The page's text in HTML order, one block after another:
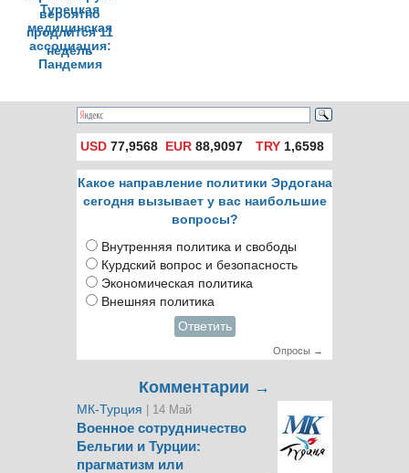
Турецкая
медицинская
ассоциация:
Пандемия
вероятно
продлится 11
недель
USD 77,9568 EUR 88,9097 TRY1,6598
Какое направление политики Эрдогана
сегодня вызывает у вас наибольшие
вопросы?
Внутренняя политика и свободы
Курдский вопрос и безопасность
Экономическая политика
Внешняя политика
Ответить
Опросы →
Комментарии →
МК-Турция | 14 Май
Военное сотрудничество
Бельгии и Турции:
прагматизм или